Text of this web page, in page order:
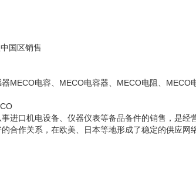
国区销售
MECO电容、MECO电容器、MECO电阻、MECO
事进口机电设备、仪器仪表等备品备件的销售，是
合作关系，在欧美、日本等地形成了稳定的供应